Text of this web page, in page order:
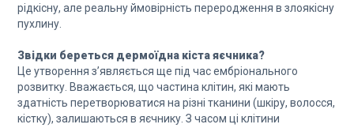
рідкісну, але реальну ймовірність переродження в злоякісну
пухлину.
Звідки береться дермоїдна кіста яєчника?
Це утворення з’являється ще під час ембріонального
розвитку. Вважається, що частина клітин, які мають
здатність перетворюватися на різні тканини (шкіру, волосся,
кістку), залишаються в яєчнику. З часом ці клітини